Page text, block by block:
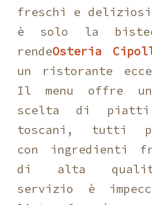
freschi e deliziosi.
è solo la
rendeOsteria
un ristorante
Il menu offre
scelta di
toscani, tutti
con ingredienti
di alta
servizio è